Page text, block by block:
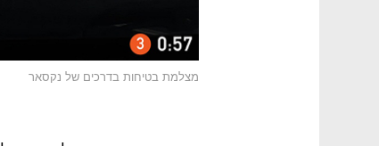
מצלמת בטיחות בדרכים של נקסאר